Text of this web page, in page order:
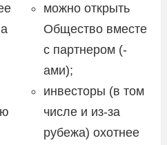
можно открыть
Общество вместе
с партнером (-
ами);
инвесторы (в том
числе и из-за
рубежа) охотнее